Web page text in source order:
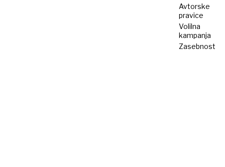
Avtorske
pravice
Volilna
kampanja
Zasebnost